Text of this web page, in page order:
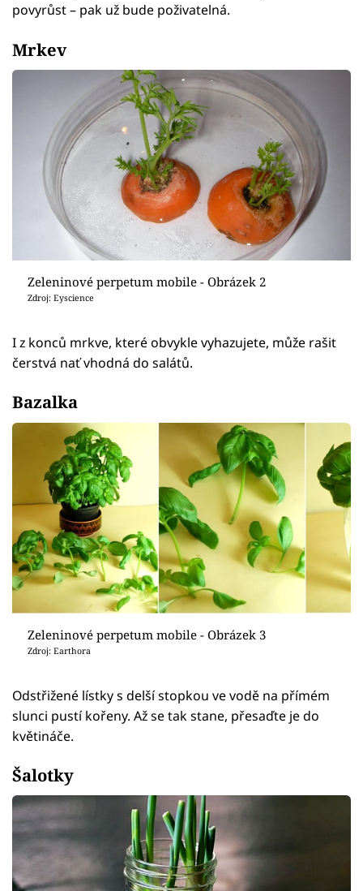
povyrůst – pak už bude poživatelná.
Mrkev
Zeleninové perpetum mobile - Obrázek 2
Zdroj: Eyscience
I z konců mrkve, které obvykle vyhazujete, může rašit
čerstvá nať vhodná do salátů.
Bazalka
Zeleninové perpetum mobile - Obrázek 3
Zdroj: Earthora
Odstřižené lístky s delší stopkou ve vodě na přímém
slunci pustí kořeny. Až se tak stane, přesaďte je do
květináče.
Šalotky